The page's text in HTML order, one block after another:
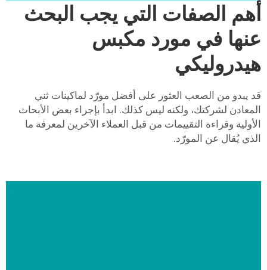
أهم الصفات التي يجب البحث
عنها في مورد مكبس
هيدروليكي
قد يبدو من الصعب العثور على أفضل مورّد لماكينات ثني
المعادن لشركتك، ولكنه ليس كذلك. ابدأ بإجراء بعض الأبحاث
الأولية وقراءة التقييمات من قبل العملاء الآخرين لمعرفة ما
الذي يُقال عن المورّد.